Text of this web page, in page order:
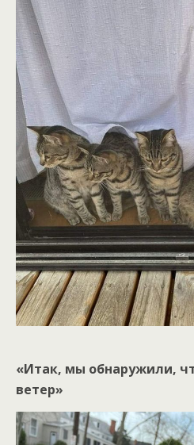
«Итак, мы обнаружили,
ветер»